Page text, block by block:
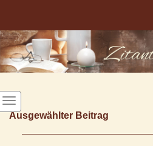
Ausgewählter Beitrag